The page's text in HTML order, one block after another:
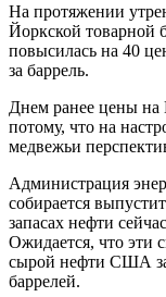
На протяжении
Йоркской товарной
повысилась на 40
за баррель.
Днем ранее цены на
потому, что на
медвежьи
Администрация
собирается
запасах нефти
Ожидается, что эти
сырой нефти США
баррелей.